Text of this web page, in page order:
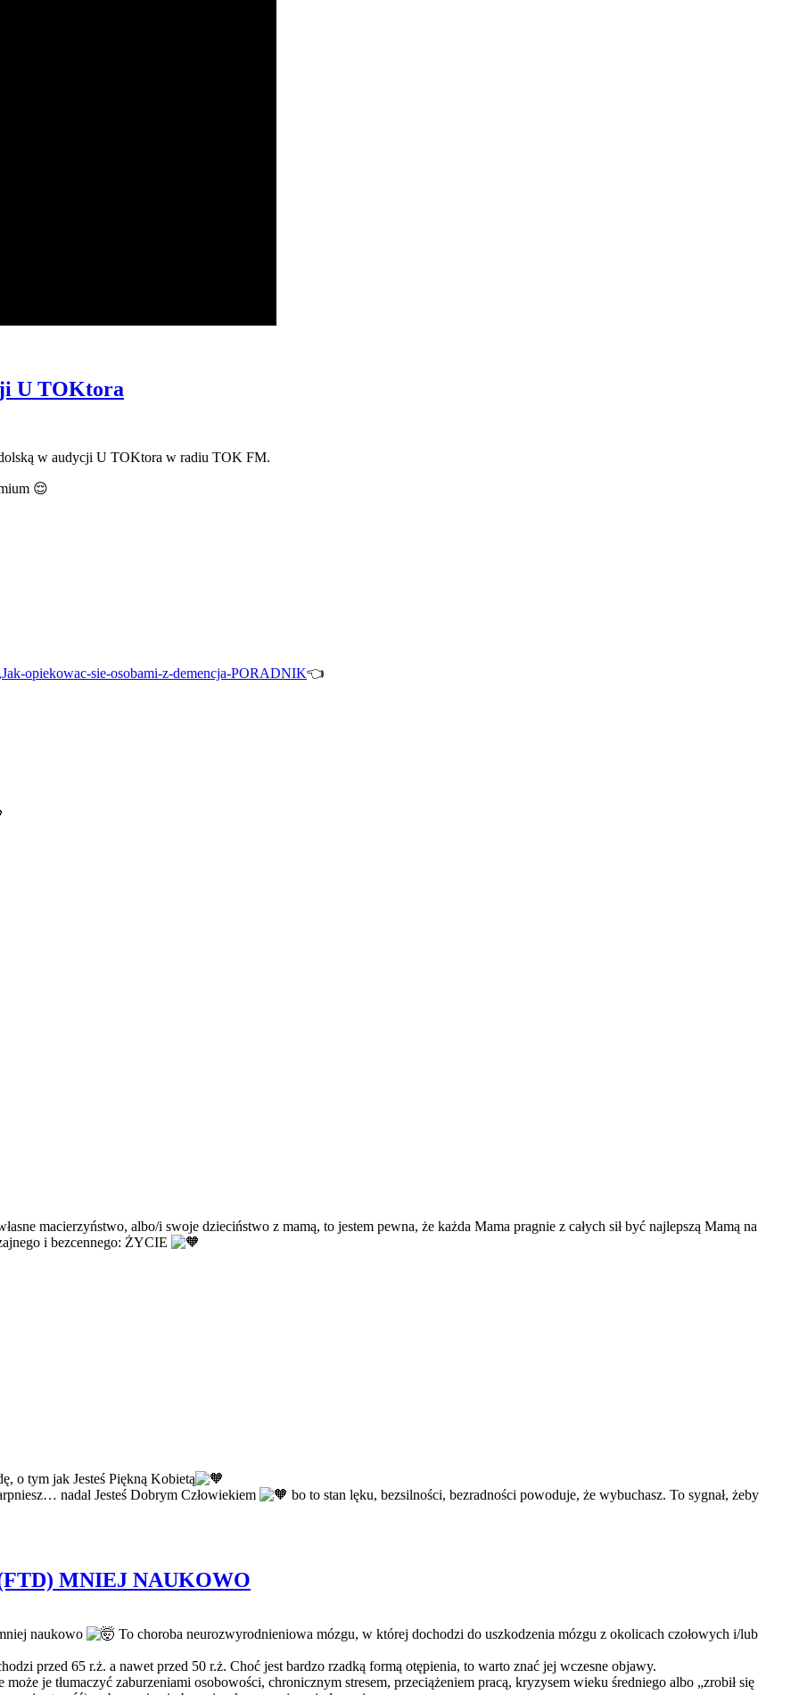
U TOKtora
w audycji U TOKtora w radiu TOK FM.
😌
opiekowac-sie-osobami-z-demencja-PORADNIK👈
macierzyństwo, albo/i swoje dzieciństwo z mamą, to jestem pewna, że każda Mama pragnie z całych sił być najlepszą Mamą na
i bezcennego: ŻYCIE
o tym jak Jesteś Piękną Kobietą
nadal Jesteś Dobrym Człowiekiem
bo to stan lęku, bezsilności, bezradności powoduje, że wybuchasz. To sygnał, żeby
MNIEJ NAUKOWO
naukowo
To choroba neurozwyrodnieniowa mózgu, w której dochodzi do uszkodzenia mózgu z okolicach czołowych i/lub
przed 65 r.ż. a nawet przed 50 r.ż. Choć jest bardzo rzadką formą otępienia, to warto znać jej wczesne objawy.
je tłumaczyć zaburzeniami osobowości, chronicznym stresem, przeciążeniem pracą, kryzysem wieku średniego albo „zrobił się